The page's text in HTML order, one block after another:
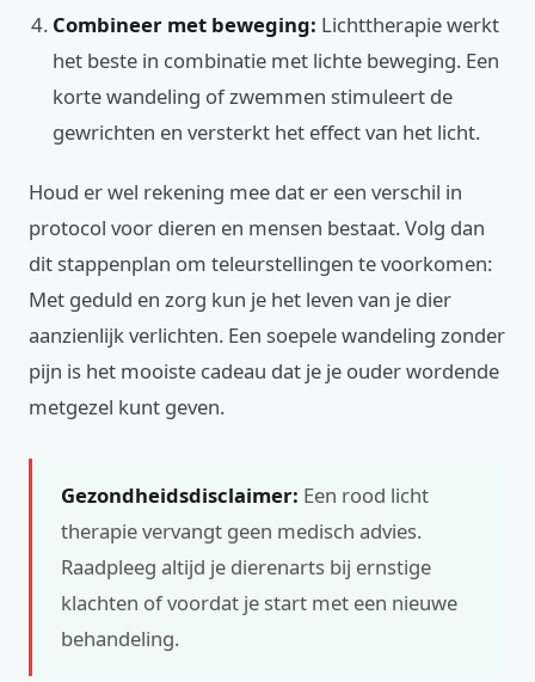
Combineer met beweging: Lichttherapie werkt
het beste in combinatie met lichte beweging. Een
korte wandeling of zwemmen stimuleert de
gewrichten en versterkt het effect van het licht.
Houd er wel rekening mee dat er een verschil in
protocol voor dieren en mensen bestaat. Volg dan
dit stappenplan om teleurstellingen te voorkomen:
Met geduld en zorg kun je het leven van je dier
aanzienlijk verlichten. Een soepele wandeling zonder
pijn is het mooiste cadeau dat je je ouder wordende
metgezel kunt geven.
Gezondheidsdisclaimer: Een rood licht
therapie vervangt geen medisch advies.
Raadpleeg altijd je dierenarts bij ernstige
klachten of voordat je start met een nieuwe
behandeling.